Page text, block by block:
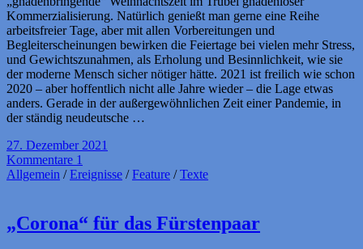
Kommerzialisierung. Natürlich genießt man gerne eine Reihe
arbeitsfreier Tage, aber mit allen Vorbereitungen und
Begleiterscheinungen bewirken die Feiertage bei vielen mehr Stress,
und Gewichtszunahmen, als Erholung und Besinnlichkeit, wie sie
der moderne Mensch sicher nötiger hätte. 2021 ist freilich wie schon
2020 – aber hoffentlich nicht alle Jahre wieder – die Lage etwas
anders. Gerade in der außergewöhnlichen Zeit einer Pandemie, in
der ständig neudeutsche …
27. Dezember 2021
Kommentare 1
Allgemein /Ereignisse /Feature /Texte
„Corona“ für das Fürstenpaar